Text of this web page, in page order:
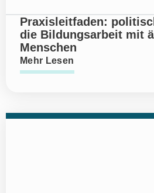
Praxisleitfaden:
die Bildungsarbeit mit
Menschen
Mehr Lesen